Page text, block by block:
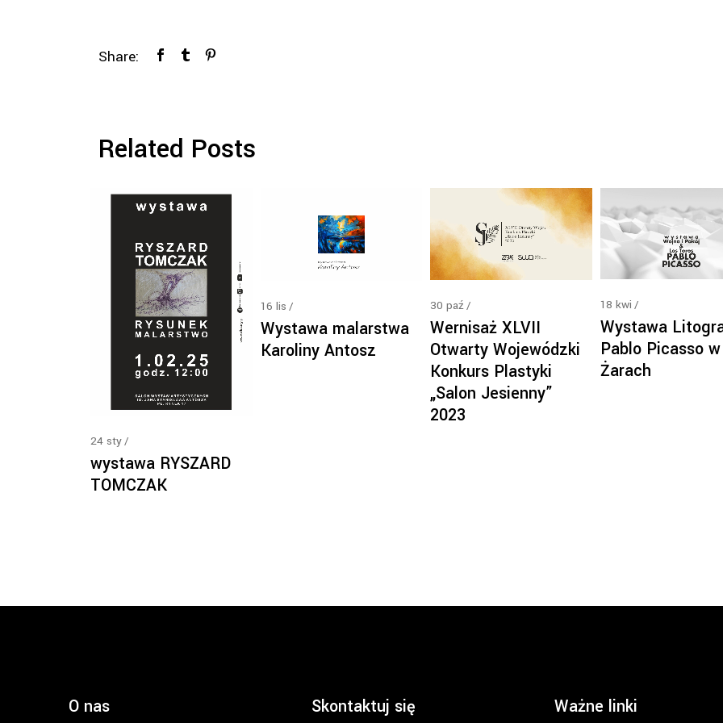
Share:
Related Posts
24 sty
wystawa RYSZARD
TOMCZAK
16 lis
Wystawa malarstwa
Karoliny Antosz
30 paź
Wernisaż XLVII
Otwarty Wojewódzki
Konkurs Plastyki
„Salon Jesienny”
2023
18 kwi
Wystawa
Pablo Picasso w
Żarach
O nas Skontaktuj się Ważne linki